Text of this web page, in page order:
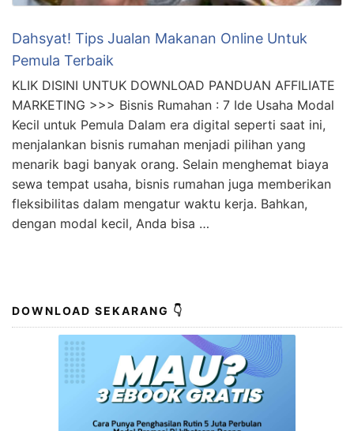
Dahsyat! Tips Jualan Makanan Online Untuk
Pemula Terbaik
KLIK DISINI UNTUK DOWNLOAD PANDUAN AFFILIATE
MARKETING >>> Bisnis Rumahan : 7 Ide Usaha Modal
Kecil untuk Pemula Dalam era digital seperti saat ini,
menjalankan bisnis rumahan menjadi pilihan yang
menarik bagi banyak orang. Selain menghemat biaya
sewa tempat usaha, bisnis rumahan juga memberikan
fleksibilitas dalam mengatur waktu kerja. Bahkan,
dengan modal kecil, Anda bisa …
DOWNLOAD SEKARANG 👇